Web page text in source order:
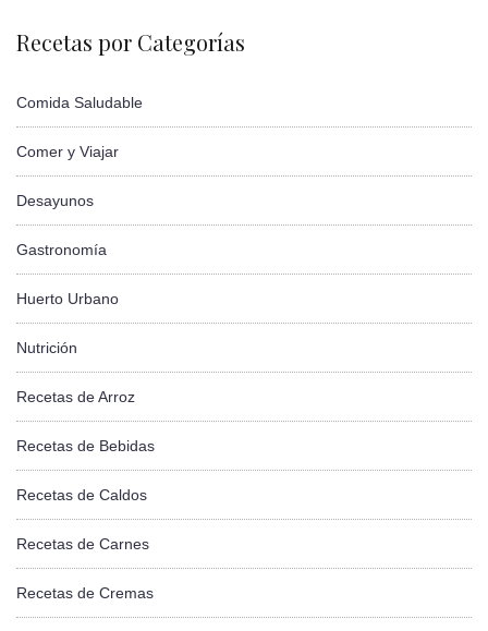
Recetas por Categorías
Comida Saludable
Comer y Viajar
Desayunos
Gastronomía
Huerto Urbano
Nutrición
Recetas de Arroz
Recetas de Bebidas
Recetas de Caldos
Recetas de Carnes
Recetas de Cremas